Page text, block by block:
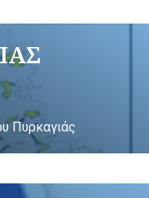
Πυρκαγιάς